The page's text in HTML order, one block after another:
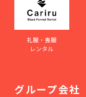
礼服・喪服
レンタル
グループ会社